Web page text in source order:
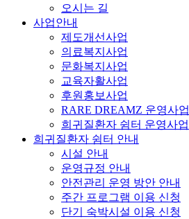
오시는 길
사업안내
제도개선사업
의료복지사업
문화복지사업
교육자활사업
후원홍보사업
RARE DREAMZ 운영사업
희귀질환자 쉼터 운영사업
희귀질환자 쉼터 안내
시설 안내
운영규정 안내
안전관리 운영 방안 안내
주간 프로그램 이용 신청
단기 숙박시설 이용 신청